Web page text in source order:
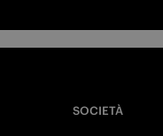
SOCIETÀ